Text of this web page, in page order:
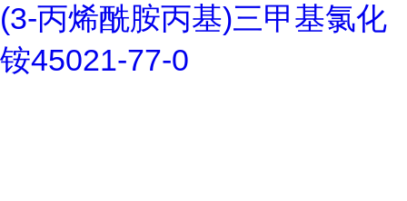
(3-丙烯酰胺丙基)三甲基氯化
铵45021-77-0